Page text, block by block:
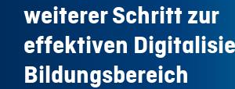
weiterer Schritt zur
effektiven
Bildungsbereich